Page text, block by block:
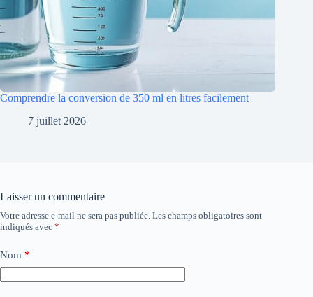
Comprendre la conversion de 350 ml en litres facilement
7 juillet 2026
Laisser un commentaire
Votre adresse e-mail ne sera pas publiée. Les champs obligatoires sont
indiqués avec *
Nom *